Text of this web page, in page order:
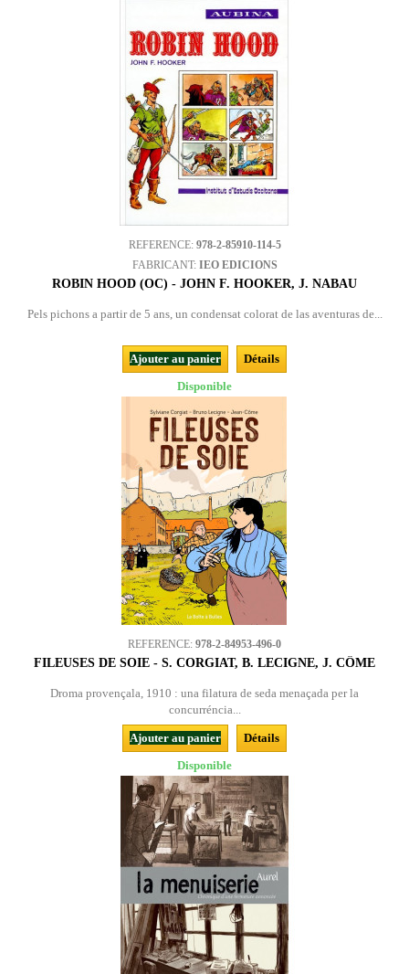
REFERENCE: 978-2-85910-114-5
FABRICANT: IEO EDICIONS
ROBIN HOOD (OC) - JOHN F. HOOKER, J. NABAU
Pels pichons a partir de 5 ans, un condensat colorat de las aventuras de...
Ajouter au panier
Détails
Disponible
REFERENCE: 978-2-84953-496-0
FILEUSES DE SOIE - S. CORGIAT, B. LECIGNE, J. CÔME
Droma provençala, 1910 : una filatura de seda menaçada per la
concurréncia...
Ajouter au panier
Détails
Disponible